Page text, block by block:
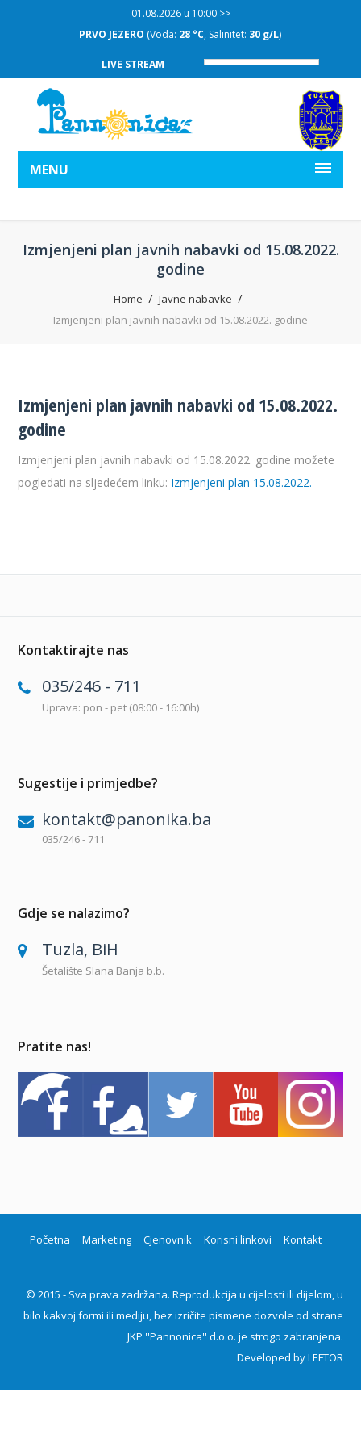
01.08.2026 u 10:00 >>
PRVO JEZERO (Voda: 28 °C, Salinitet: 30 g/L)
LIVE STREAM
MENU
Izmjenjeni plan javnih nabavki od 15.08.2022.
godine
Home
Javne nabavke
Izmjenjeni plan javnih nabavki od 15.08.2022. godine
Izmjenjeni plan javnih nabavki od 15.08.2022.
godine
Izmjenjeni plan javnih nabavki od 15.08.2022. godine možete
pogledati na sljedećem linku: Izmjenjeni plan 15.08.2022.
Kontaktirajte nas
035/246 - 711
Uprava: pon - pet (08:00 - 16:00h)
Sugestije i primjedbe?
kontakt@panonika.ba
035/246 - 711
Gdje se nalazimo?
Tuzla, BiH
Šetalište Slana Banja b.b.
Pratite nas!
Početna Marketing Cjenovnik Korisni linkovi Kontakt
© 2015 - Sva prava zadržana. Reprodukcija u cijelosti ili dijelom, u
bilo kakvoj formi ili mediju, bez izričite pismene dozvole od strane
JKP ''Pannonica'' d.o.o. je strogo zabranjena.
Developed byLEFTOR